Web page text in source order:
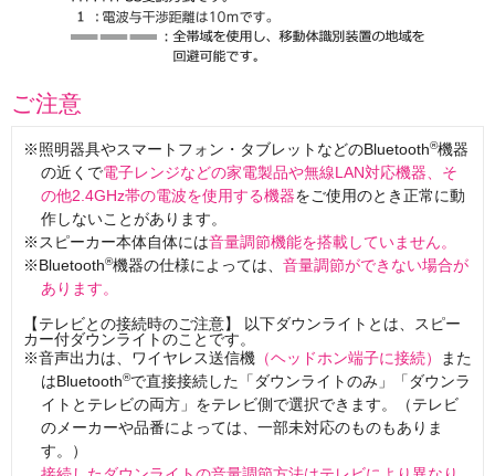
ご注意
照明器具やスマートフォン・タブレットなどのBluetooth®機器
の近くで電子レンジなどの家電製品や無線LAN対応機器、そ
の他2.4GHz帯の電波を使用する機器をご使用のとき正常に動
作しないことがあります。
スピーカー本体自体には音量調節機能を搭載していません。
Bluetooth®機器の仕様によっては、 音量調節ができない場合が
あります。
【テレビとの接続時のご注意】 以下ダウンライトとは、スピー
カー付ダウンライトのことです。
音声出力は、ワイヤレス送信機 （ヘッドホン端子に接続）
また
はBluetooth®で直接接続した「ダウンライトのみ」「ダウンラ
イトとテレビの両方」をテレビ側で選択できます。（テレビ
のメーカーや品番によっては、一部未対応のものもありま
す。）